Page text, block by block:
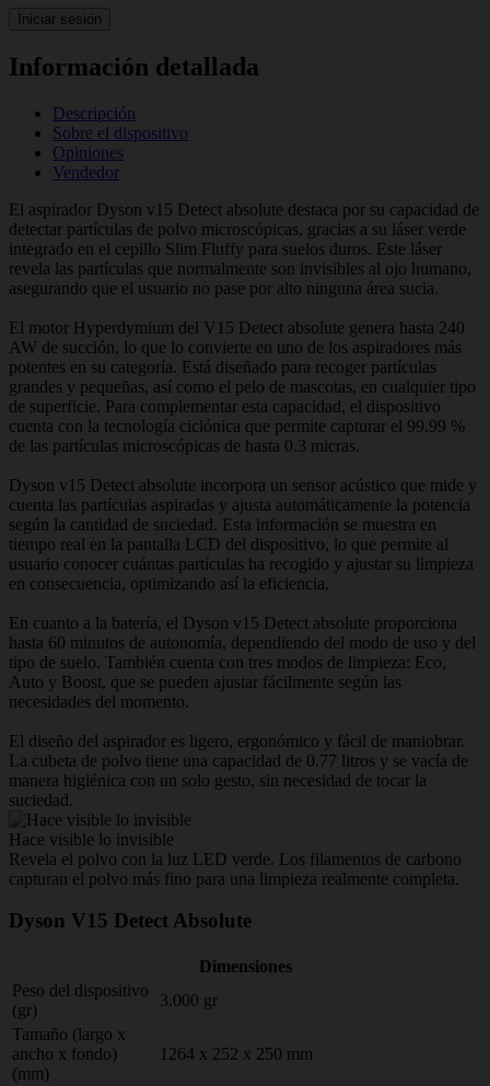
Iniciar sesión
Información detallada
Descripción
Sobre el dispositivo
Opiniones
Vendedor
El aspirador Dyson v15 Detect absolute destaca por su capacidad de
detectar partículas de polvo microscópicas, gracias a su láser verde
integrado en el cepillo Slim Fluffy para suelos duros. Este láser
revela las partículas que normalmente son invisibles al ojo humano,
asegurando que el usuario no pase por alto ninguna área sucia.
El motor Hyperdymium del V15 Detect absolute genera hasta 240
AW de succión, lo que lo convierte en uno de los aspiradores más
potentes en su categoría. Está diseñado para recoger partículas
grandes y pequeñas, así como el pelo de mascotas, en cualquier tipo
de superficie. Para complementar esta capacidad, el dispositivo
cuenta con la tecnología ciclónica que permite capturar el 99.99 %
de las partículas microscópicas de hasta 0.3 micras.
Dyson v15 Detect absolute incorpora un sensor acústico que mide y
cuenta las partículas aspiradas y ajusta automáticamente la potencia
según la cantidad de suciedad. Esta información se muestra en
tiempo real en la pantalla LCD del dispositivo, lo que permite al
usuario conocer cuántas partículas ha recogido y ajustar su limpieza
en consecuencia, optimizando así la eficiencia.
En cuanto a la batería, el Dyson v15 Detect absolute proporciona
hasta 60 minutos de autonomía, dependiendo del modo de uso y del
tipo de suelo. También cuenta con tres modos de limpieza: Eco,
Auto y Boost, que se pueden ajustar fácilmente según las
necesidades del momento.
El diseño del aspirador es ligero, ergonómico y fácil de maniobrar.
La cubeta de polvo tiene una capacidad de 0.77 litros y se vacía de
manera higiénica con un solo gesto, sin necesidad de tocar la
suciedad.
Hace visible lo invisible
Revela el polvo con la luz LED verde. Los filamentos de carbono
capturan el polvo más fino para una limpieza realmente completa.
Dyson V15 Detect Absolute
Dimensiones
Peso del dispositivo
(gr)
3.000 gr
Tamaño (largo x
ancho x fondo)
(mm)
1264 x 252 x 250 mm